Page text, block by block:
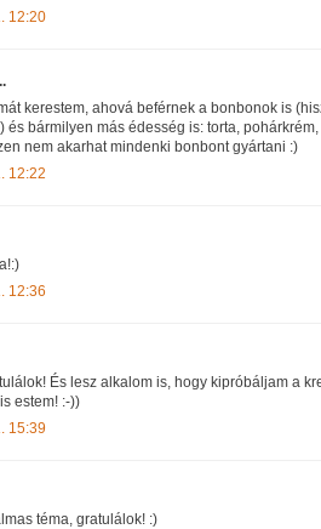
12:20
kerestem, ahová beférnek a bonbonok is
és bármilyen más édesség is: torta,
nem akarhat mindenki bonbont gyártani :)
12:22
12:36
És lesz alkalom is, hogy kipróbáljam a
estem! :-))
15:39
téma, gratulálok! :)